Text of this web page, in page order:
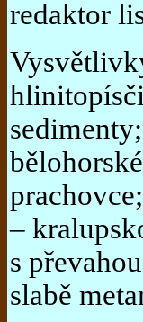
redaktor
–
s
slabě